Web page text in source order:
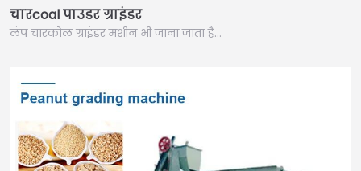
चारcoal पाउडर ग्राइंडर
लंप चारकोल ग्राइंडर मशीन भी जाना जाता है…